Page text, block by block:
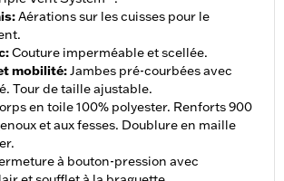
:Aérations sur les cuisses pour le
:Couture imperméable et scellée.
mobilité:Jambes pré-courbées avec
Tour de taille ajustable.
en toile 100% polyester. Renforts 900
et aux fesses. Doublure en maille
à bouton-pression avec